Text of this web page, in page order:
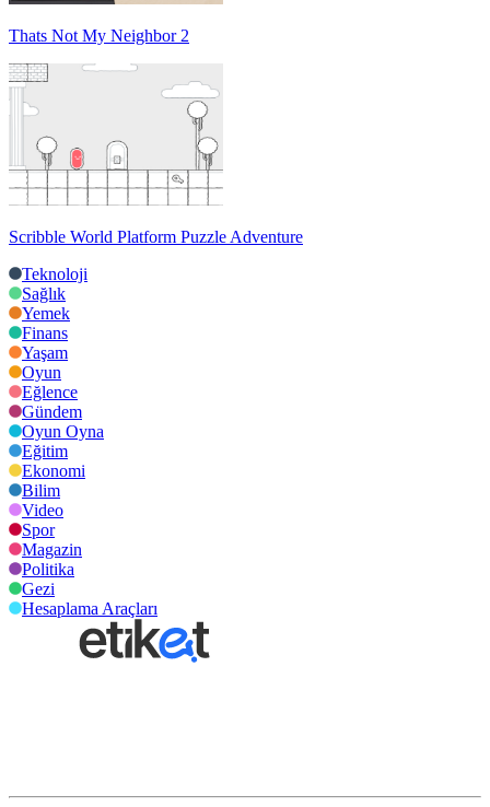
Thats Not My Neighbor 2
Scribble World Platform Puzzle Adventure
Teknoloji
Sağlık
Yemek
Finans
Yaşam
Oyun
Eğlence
Gündem
Oyun Oyna
Eğitim
Ekonomi
Bilim
Video
Spor
Magazin
Politika
Gezi
Hesaplama Araçları